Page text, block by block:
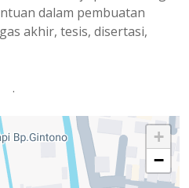
dalam pembuatan
akhir, tesis, disertasi,
.
+
−